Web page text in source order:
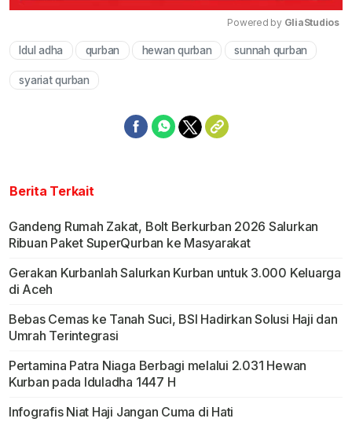
Mute
Powered by GliaStudios
Idul adha qurban hewan qurban sunnah qurban
syariat qurban
Berita Terkait
Gandeng Rumah Zakat, Bolt Berkurban 2026 Salurkan
Ribuan Paket SuperQurban ke Masyarakat
Gerakan Kurbanlah Salurkan Kurban untuk 3.000 Keluarga
di Aceh
Bebas Cemas ke Tanah Suci, BSI Hadirkan Solusi Haji dan
Umrah Terintegrasi
Pertamina Patra Niaga Berbagi melalui 2.031 Hewan
Kurban pada Iduladha 1447 H
Infografis Niat Haji Jangan Cuma di Hati